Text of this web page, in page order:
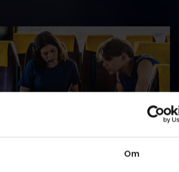
Om
De beviser, Rosa og Cocìss har, viser